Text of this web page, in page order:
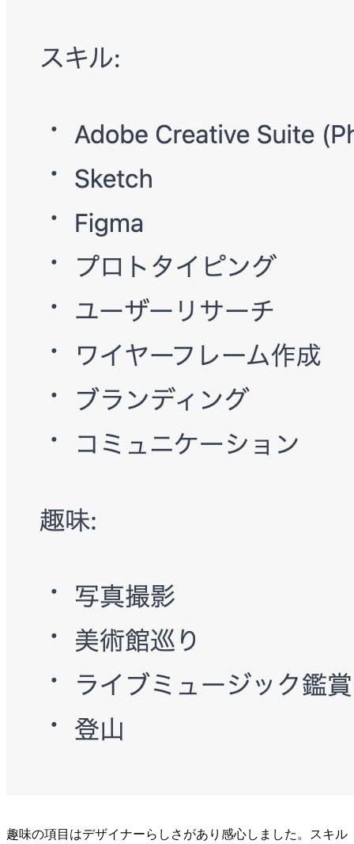
趣味の項目はデザイナーらしさがあり感心しました。スキル